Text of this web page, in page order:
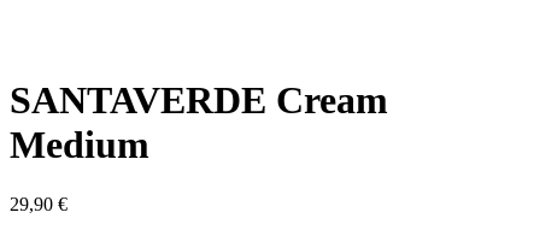
SANTAVERDE Cream
Medium
29,90 €